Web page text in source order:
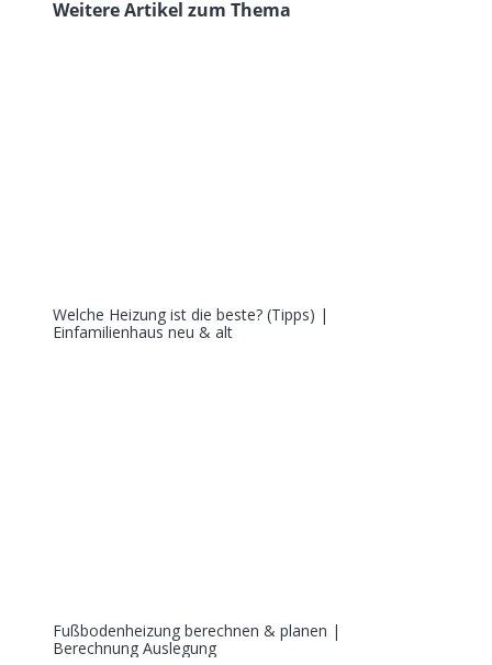
Weitere Artikel zum Thema
Welche Heizung ist die beste? (Tipps) |
Einfamilienhaus neu & alt
Fußbodenheizung berechnen & planen |
Berechnung Auslegung